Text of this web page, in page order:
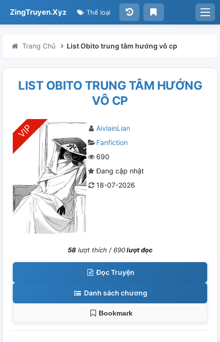
ZingTruyen.Xyz Thể loại
Trang Chủ List Obito trung tâm hướng vô cp
LIST OBITO TRUNG TÂM HƯỚNG
VÔ CP
AivlainLian
Fanfiction
690
Đang cập nhật
18-07-2026
58lượt thích / 690lượt đọc
Đọc Truyện
Danh sách chương
Bookmark